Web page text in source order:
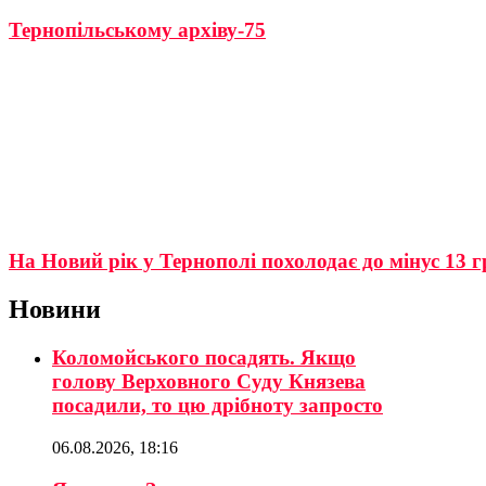
Тернопільському архіву-75
На Новий рік у Тернополі похолодає до мінус 13
Новини
Коломойського посадять. Якщо
голову Верховного Суду Князева
посадили, то цю дрібноту запросто
06.08.2026, 18:16